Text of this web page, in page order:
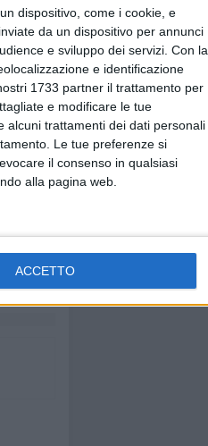
dispositivo, come i cookie, e
da un dispositivo per annunci
e sviluppo dei servizi. Con la
e identificazione
1733 partner il trattamento per
e modificare le tue
alcuni trattamenti dei dati personali
Le tue preferenze si
il consenso in qualsiasi
alla pagina web.
ACCETTO
e
per